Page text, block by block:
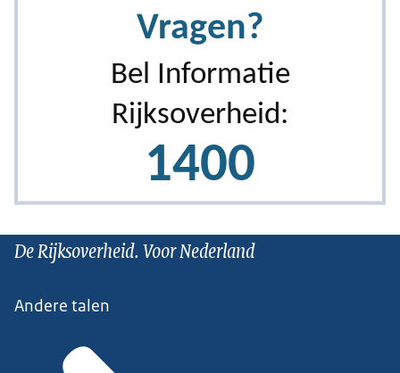
De Rijksoverheid. Voor Nederland
Andere talen